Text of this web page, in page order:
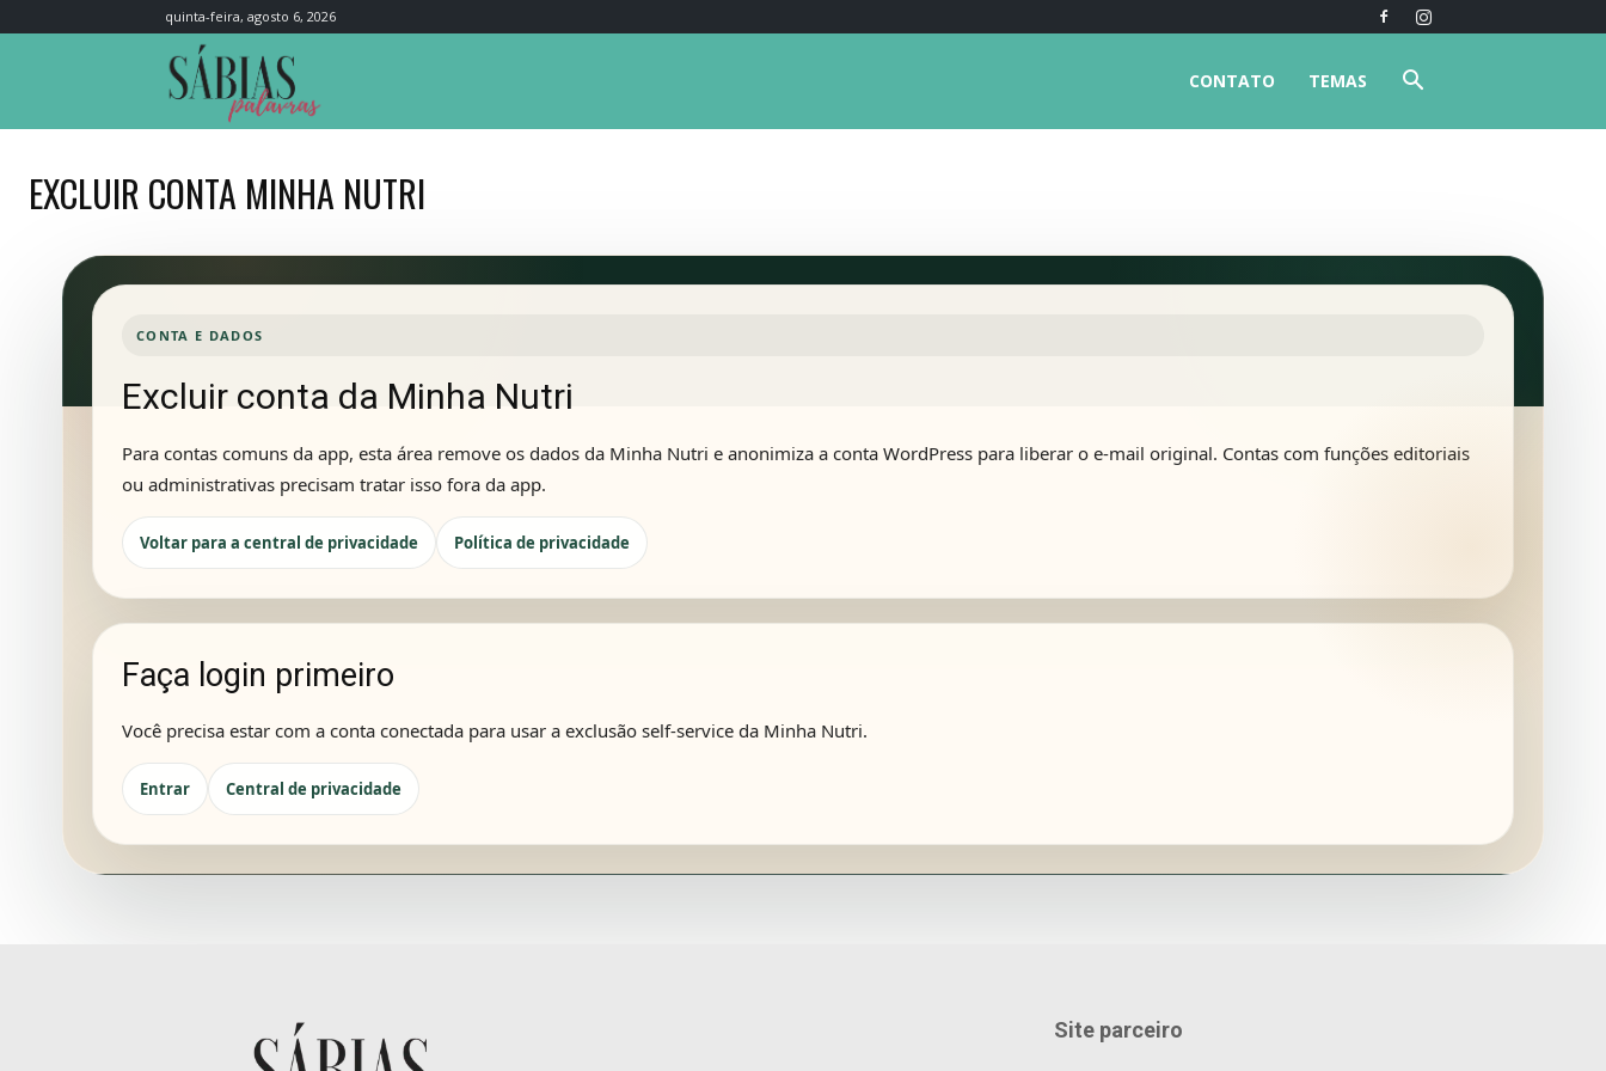
quinta-feira, agosto 6, 2026
Palavras
TEMAS
CONTATO
EXCLUIR CONTA MINHA NUTRI
CONTA E DADOS
Excluir conta da Minha Nutri
Para contas comuns da app, esta área remove os dados da Minha Nutri e anonimiza a conta WordPress para liberar o e-mail original. Contas com funções editoriais
ou administrativas precisam tratar isso fora da app.
Voltar para a central de privacidade Política de privacidade
Faça login primeiro
Você precisa estar com a conta conectada para usar a exclusão self-service da Minha Nutri.
Entrar Central de privacidade
Site parceiro